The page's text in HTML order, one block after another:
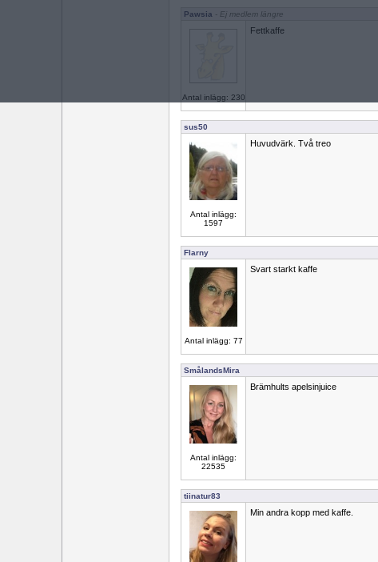
Pawsia - Ej medlem längre
Antal inlägg: 230
Fettkaffe
sus50
Antal inlägg:
1597
Huvudvärk. Två treo
Flarny
Antal inlägg: 77
Svart starkt kaffe
SmålandsMira
Antal inlägg:
22535
Brämhults apelsinjuice
tiinatur83
Min andra kopp med kaffe.